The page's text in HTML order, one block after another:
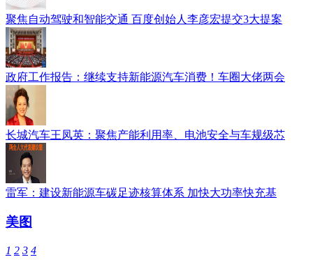
聚焦自动驾驶和智能交通 百度创始人李彦宏提交3大提案
政府工作报告：继续支持新能源汽车消费！车圈大佬两会
长城汽车王凤英：聚焦产能利用率、电池安全与车规级芯
雷军：建设新能源车碳足迹核算体系 加快大功率快充基
美图
1 2 3 4